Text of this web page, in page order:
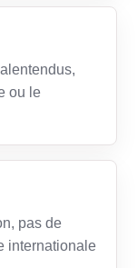
ou le
pas de
internationale